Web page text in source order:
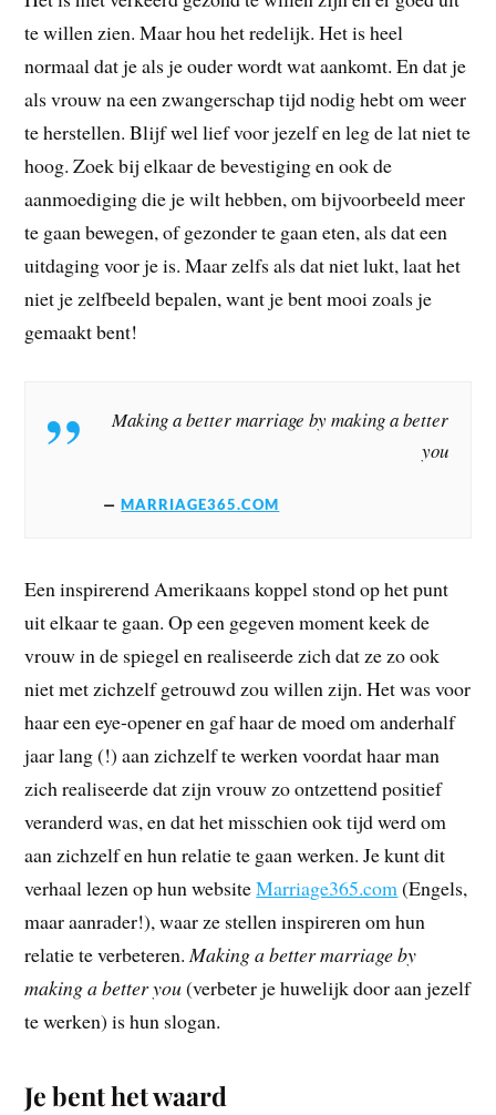
te willen zien. Maar hou het redelijk. Het is heel
normaal dat je als je ouder wordt wat aankomt. En dat je
als vrouw na een zwangerschap tijd nodig hebt om weer
te herstellen. Blijf wel lief voor jezelf en leg de lat niet te
hoog. Zoek bij elkaar de bevestiging en ook de
aanmoediging die je wilt hebben, om bijvoorbeeld meer
te gaan bewegen, of gezonder te gaan eten, als dat een
uitdaging voor je is. Maar zelfs als dat niet lukt, laat het
niet je zelfbeeld bepalen, want je bent mooi zoals je
gemaakt bent!
Making a better marriage by making a better
you
MARRIAGE365.COM
Een inspirerend Amerikaans koppel stond op het punt
uit elkaar te gaan. Op een gegeven moment keek de
vrouw in de spiegel en realiseerde zich dat ze zo ook
niet met zichzelf getrouwd zou willen zijn. Het was voor
haar een eye-opener en gaf haar de moed om anderhalf
jaar lang (!) aan zichzelf te werken voordat haar man
zich realiseerde dat zijn vrouw zo ontzettend positief
veranderd was, en dat het misschien ook tijd werd om
aan zichzelf en hun relatie te gaan werken. Je kunt dit
verhaal lezen op hun websiteMarriage365.com(Engels,
maar aanrader!), waar ze stellen inspireren om hun
relatie te verbeteren.Making a better marriage by
making a better you(verbeter je huwelijk door aan jezelf
te werken) is hun slogan.
Je bent het waard